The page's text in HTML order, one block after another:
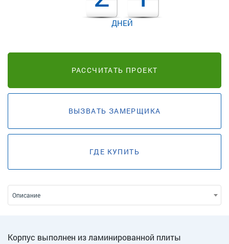
ДНЕЙ
РАССЧИТАТЬ ПРОЕКТ
ВЫЗВАТЬ ЗАМЕРЩИКА
ГДЕ КУПИТЬ
Описание
Корпус выполнен из ламинированной плиты